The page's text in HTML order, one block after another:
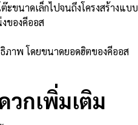
ขนาดเล็กไปจนถึงโครงสร้างแบบ
ของคีออส
ภาพ โดยขนาดยอดฮิตของคีออส
วกเพิ่มเติม